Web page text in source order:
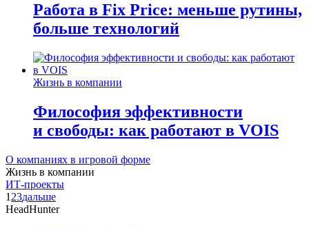
Работа в Fix Price: меньше рутины,
больше технологий
Жизнь в компании
Философия эффективности
и свободы: как работают в VOIS
О компаниях в игровой форме
Жизнь в компании
ИТ-проекты
1 23дальше
HeadHunter